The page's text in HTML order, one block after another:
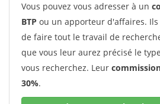
Vous pouvez vous adresser à un
BTP ou un apporteur d'affaires.
de faire tout le travail de
que vous leur aurez précisé le
vous recherchez. Leur
30%.